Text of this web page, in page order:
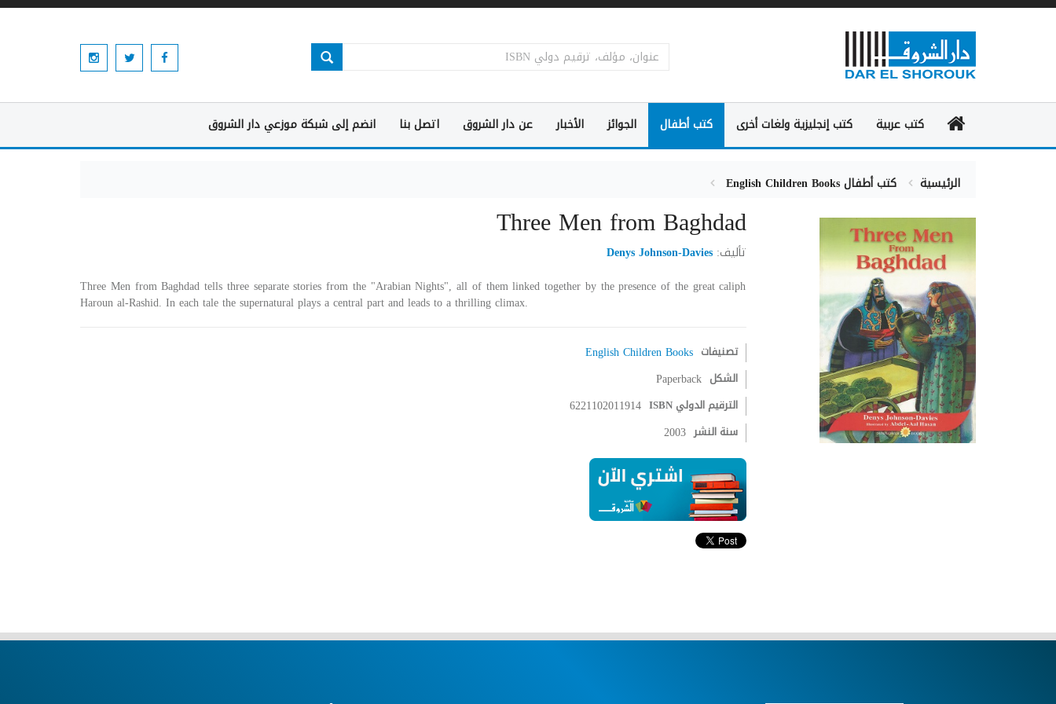
كتب عربية كتب إنجليزية ولغات أخرى كتب أطفال الجوائز الأخبار عن دار الشروق اتصل بنا انضم إلى شبكة موزعي دار الشروق
الرئيسية كتب أطفالEnglish Children Books
Three Men from Baghdad
تأليف:Denys Johnson-Davies
Three Men from Baghdad tells three separate stories from the "Arabian Nights", all of them linked together by the presence of the great caliph
Haroun al-Rashid. In each tale the supernatural plays a central part and leads to a thrilling climax.
تصنيفات English Children Books
الشكل Paperback
الترقيم الدولي ISBN 6221102011914
سنة النشر 2003